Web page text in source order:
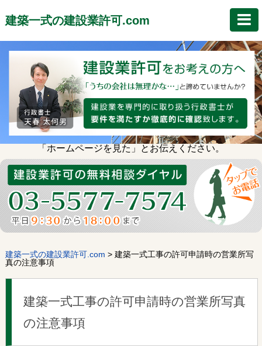
建築一式の建設業許可.com
「ホームページを見た」とお伝えください。
建築一式の建設業許可.com > 建築一式工事の許可申請時の営業所写
真の注意事項
建築一式工事の許可申請時の営業所写真
の注意事項